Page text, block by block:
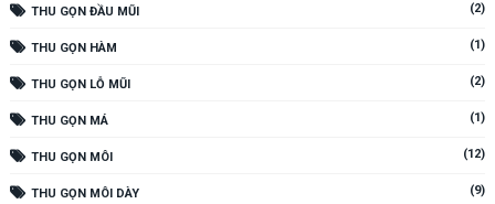
THU GỌN ĐẦU MŨI (2)
THU GỌN HÀM (1)
THU GỌN LỖ MŨI (2)
THU GỌN MÁ (1)
THU GỌN MÔI (12)
THU GỌN MÔI DÀY (9)